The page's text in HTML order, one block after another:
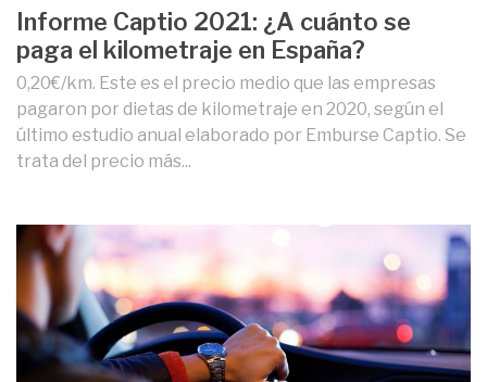
Informe Captio 2021: ¿A cuánto se
paga el kilometraje en España?
0,20€/km. Este es el precio medio que las empresas
pagaron por dietas de kilometraje en 2020, según el
último estudio anual elaborado por Emburse Captio. Se
trata del precio más...